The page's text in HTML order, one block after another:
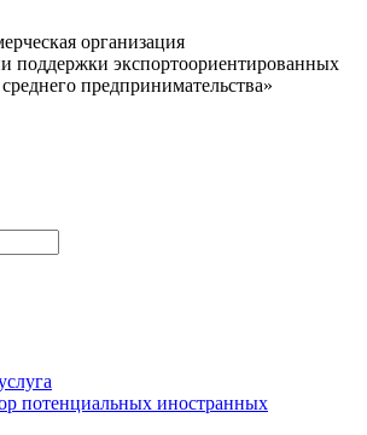
организация
поддержки экспортоориентированных
предпринимательства»
потенциальных иностранных